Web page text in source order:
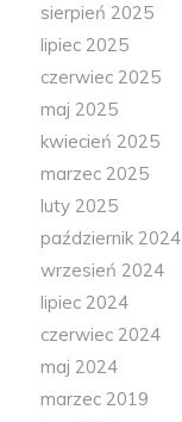
sierpień 2025
lipiec 2025
czerwiec 2025
maj 2025
kwiecień 2025
marzec 2025
luty 2025
październik 2024
wrzesień 2024
lipiec 2024
czerwiec 2024
maj 2024
marzec 2019